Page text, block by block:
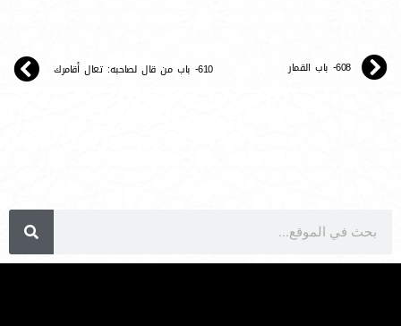
608- باب القمار 610- باب من قال لصاحبه: تعال أقامرك